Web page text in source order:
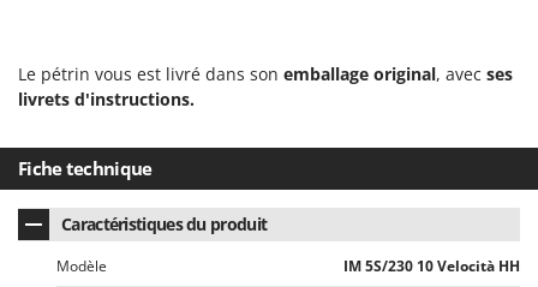
W
Weber
WIDU
Wiper EcoRobot
Wolf Garten
Le pétrin vous est livré dans son emballage original, avec ses
livrets d'instructions.
Fiche technique
Caractéristiques du produit
Modèle IM 5S/230 10 Velocità HH